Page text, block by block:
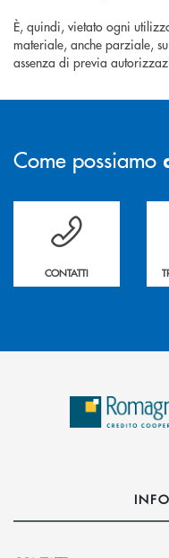
È, quindi, vietato ogni
materiale, anche parziale,
assenza di previa
Come possiamo
Per ogni necessità
CONTATTI